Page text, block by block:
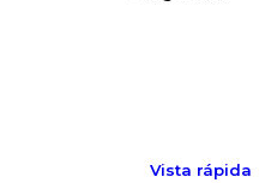
Vista rápida